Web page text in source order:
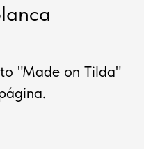
"Made on Tilda"